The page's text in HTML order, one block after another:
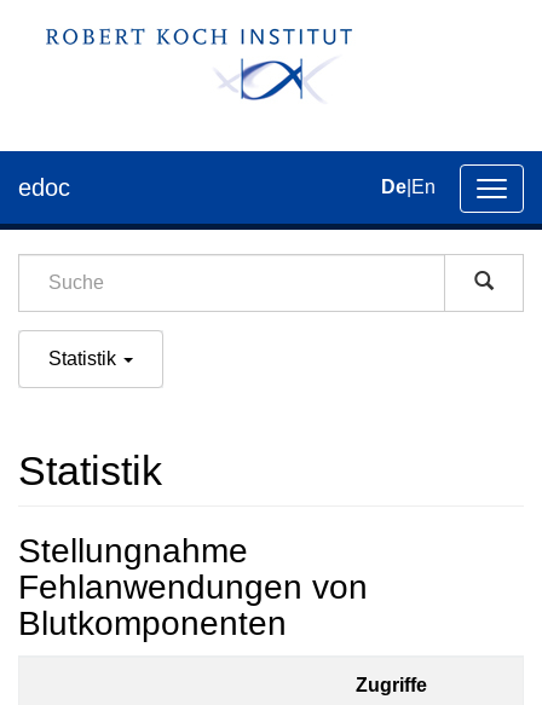
der
edoc De En
Statistik
Statistik
Stellungnahme
Fehlanwendungen von
Blutkomponenten
Zugriffe